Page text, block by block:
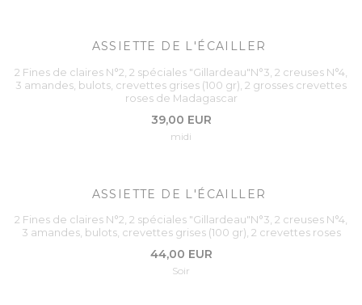
ASSIETTE DE L'ÉCAILLER
2 Fines de claires N°2, 2 spéciales "Gillardeau"N°3, 2 creuses N°4,
3 amandes, bulots, crevettes grises (100 gr), 2 grosses crevettes
roses de Madagascar
39,00 EUR
midi
ASSIETTE DE L'ÉCAILLER
2 Fines de claires N°2, 2 spéciales "Gillardeau"N°3, 2 creuses N°4,
3 amandes, bulots, crevettes grises (100 gr), 2 crevettes roses
44,00 EUR
Soir